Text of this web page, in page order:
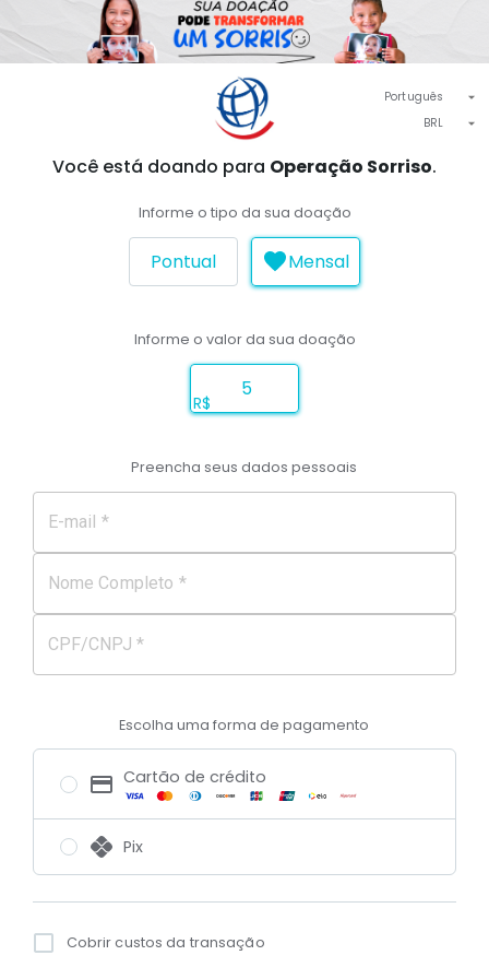
Português
BRL
Você está doando para Operação Sorriso.
Informe o tipo da sua doação
Pontual Mensal
Informe o valor da sua doação
R$
Preencha seus dados pessoais
E-mail *
Nome Completo *
CPF/CNPJ *
Escolha uma forma de pagamento
Cartão de crédito
Pix
Cobrir custos da transação